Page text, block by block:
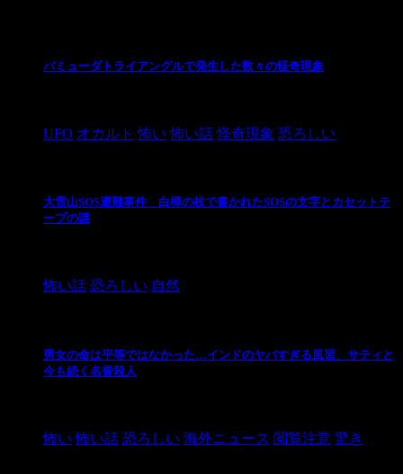
バミューダトライアングルで発生した数々の怪奇現象
UFO オカルト 怖い 怖い話 怪奇現象 恐ろしい
大雪山SOS遭難事件 白樺の枝で書かれたSOSの文字とカセットテ
ープの謎
怖い話 恐ろしい 自然
男女の命は平等ではなかった…インドのヤバすぎる風習、サティと
今も続く名誉殺人
怖い 怖い話 恐ろしい 海外ニュース 閲覧注意 驚き